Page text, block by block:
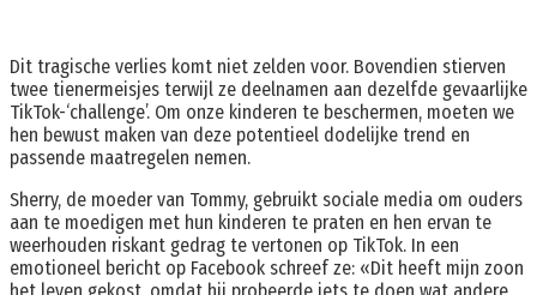
Dit tragische verlies komt niet zelden voor. Bovendien stierven
twee tienermeisjes terwijl ze deelnamen aan dezelfde gevaarlijke
TikTok-‘challenge’. Om onze kinderen te beschermen, moeten we
hen bewust maken van deze potentieel dodelijke trend en
passende maatregelen nemen.
Sherry, de moeder van Tommy, gebruikt sociale media om ouders
aan te moedigen met hun kinderen te praten en hen ervan te
weerhouden riskant gedrag te vertonen op TikTok. In een
emotioneel bericht op Facebook schreef ze: «Dit heeft mijn zoon